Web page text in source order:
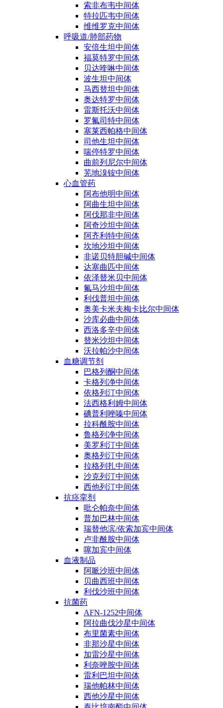
索非布韦中间体
特拉匹韦中间体
维维罗克中间体
呼吸道/肺部药物
安倍生坦中间体
福莫特罗中间体
贝达喹啉中间体
波生坦中间体
马西替坦中间体
奥达特罗中间体
雷斯托沃中间体
罗氟司特中间体
塞莱西帕格中间体
司他生坦中间体
喘停特罗中间体
曲前列尼尔中间体
芜地溴铵中间体
心血管药
阿布他明中间体
阿曲生坦中间体
阿伐那非中间体
阿奇沙坦中间体
阿齐利特中间体
坎地沙坦中间体
非诺贝特胆碱中间体
达塞曲匹中间体
依泽替米贝中间体
氟马沙坦中间体
利伐普坦中间体
奥美卡米夫梅卡比尔中间体
沙库必曲中间体
西洛多辛中间体
替米沙坦中间体
沃拉帕沙中间体
血糖调节剂
巴格列酮中间体
卡格列净中间体
依格列汀中间体
法西格利姆中间体
碘普利唑嗪中间体
拉科酰胺中间体
鲁格列净中间体
美罗利汀中间体
奥格列汀中间体
拉格列扎中间体
沙克列汀中间体
西他列汀中间体
抗痉挛剂
吡仑帕奈中间体
普加巴林中间体
瑞替他滨/依索加宾中间体
卢非酰胺中间体
噻加宾中间体
血液制品
阿哌沙班中间体
贝曲西班中间体
利伐沙班中间体
抗菌药
AFN-1252中间体
阿拉曲伐沙星中间体
布里菌素中间体
非那沙星中间体
加雷沙星中间体
利奈唑胺中间体
雷利巴坦中间体
瑞他帕林中间体
西他沙星中间体